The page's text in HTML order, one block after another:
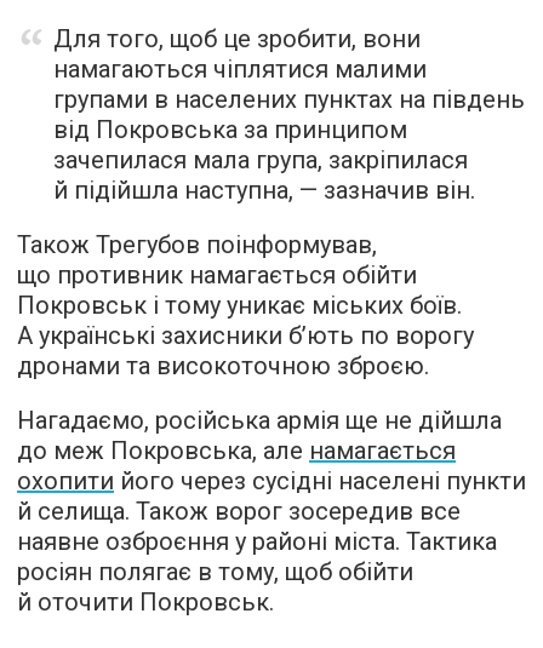
Для того, щоб це зробити, вони
намагаються чіплятися малими
групами в населених пунктах на південь
від Покровська за принципом
зачепилася мала група, закріпилася
й підійшла наступна, — зазначив він.
Також Трегубов поінформував,
що противник намагається обійти
Покровськ і тому уникає міських боїв.
А українські захисники б’ють по ворогу
дронами та високоточною зброєю.
Нагадаємо, російська армія ще не дійшла
до меж Покровська, але намагається
охопити його через сусідні населені пункти
й селища. Також ворог зосередив все
наявне озброєння у районі міста. Тактика
росіян полягає в тому, щоб обійти
й оточити Покровськ.